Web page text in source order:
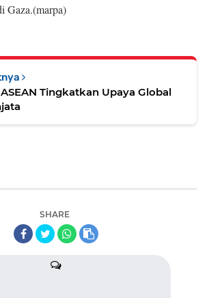
Gaza.(marpa)
Tingkatkan Upaya Global
SHARE